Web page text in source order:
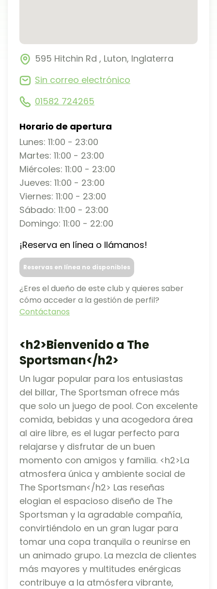
595 Hitchin Rd , Luton, Inglaterra
Sin correo electrónico
01582 724265
Horario de apertura
Lunes: 11:00 - 23:00
Martes: 11:00 - 23:00
Miércoles: 11:00 - 23:00
Jueves: 11:00 - 23:00
Viernes: 11:00 - 23:00
Sábado: 11:00 - 23:00
Domingo: 11:00 - 22:00
¡Reserva en línea o llámanos!
Reservas en línea no disponibles
¿Eres el dueño de este club y quieres saber
cómo acceder a la gestión de perfil?
Contáctanos
<h2>Bienvenido a The
Sportsman</h2>
Un lugar popular para los entusiastas
del billar, The Sportsman ofrece más
que solo un juego de pool. Con excelente
comida, bebidas y una acogedora área
al aire libre, es el lugar perfecto para
relajarse y disfrutar de un buen
momento con amigos y familia. <h2>La
atmosfera única y ambiente social de
The Sportsman</h2> Las reseñas
elogian el espacioso diseño de The
Sportsman y la agradable compañía,
convirtiéndolo en un gran lugar para
tomar una copa tranquila o reunirse en
un animado grupo. La mezcla de clientes
más mayores y multitudes enérgicas
contribuye a la atmósfera vibrante,